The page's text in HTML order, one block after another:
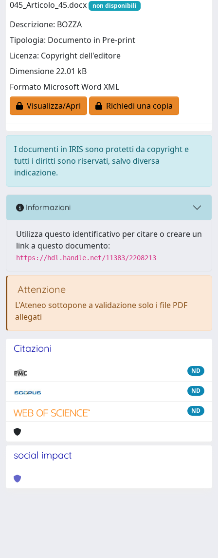
045_Articolo_45.docx
non disponibili
Descrizione: BOZZA
Tipologia: Documento in Pre-print
Licenza: Copyright dell'editore
Dimensione 22.01 kB
Formato Microsoft Word XML
Visualizza/Apri
Richiedi una copia
I documenti in IRIS sono protetti da copyright e
tutti i diritti sono riservati, salvo diversa
indicazione.
Informazioni
Utilizza questo identificativo per citare o creare un
link a questo documento:
https://hdl.handle.net/11383/2208213
Attenzione
L'Ateneo sottopone a validazione solo i file PDF
allegati
Citazioni
ND
ND
ND
social impact